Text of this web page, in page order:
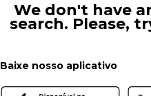
We don't have
search. Please,
Baixe nosso aplicativo